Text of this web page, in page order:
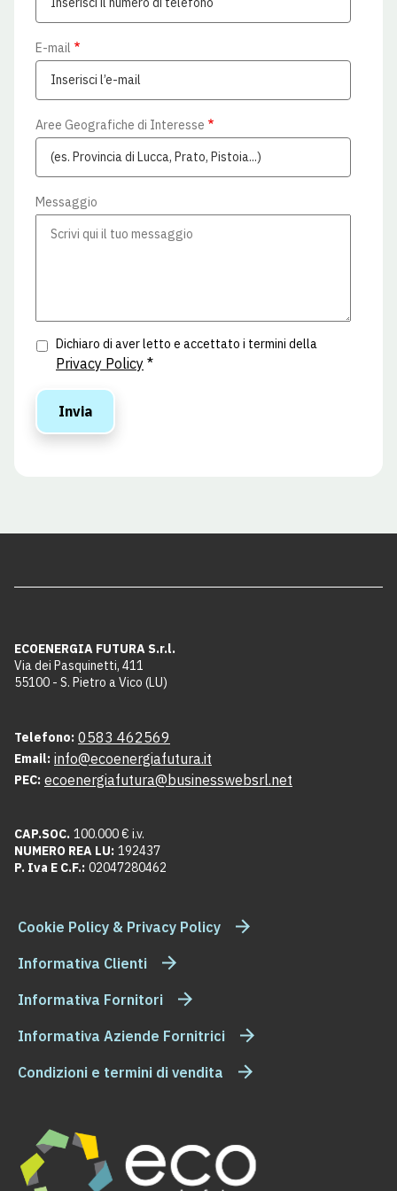
E-mail
Aree Geografiche di Interesse
Messaggio
Dichiaro di aver letto e accettato i termini della
Privacy Policy *
ECOENERGIA FUTURA S.r.l.
Via dei Pasquinetti, 411
55100 - S. Pietro a Vico (LU)
Telefono: 0583 462569
Email: info@ecoenergiafutura.it
PEC: ecoenergiafutura@businesswebsrl.net
CAP.SOC. 100.000 € i.v.
NUMERO REA LU: 192437
P. Iva E C.F.: 02047280462
Cookie Policy & Privacy Policy
Informativa Clienti
Informativa Fornitori
Informativa Aziende Fornitrici
Condizioni e termini di vendita